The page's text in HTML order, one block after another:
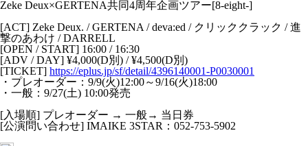
Zeke Deux×GERTENA共同4周年企画ツアー[8-eight-]
[ACT] Zeke Deux. / GERTENA / deva:ed / クリッククラック / 進
撃のあわけ / DARRELL
[OPEN / START] 16:00 / 16:30
[ADV / DAY] ¥4,000(D別) / ¥4,500(D別)
[TICKET] https://eplus.jp/sf/detail/4396140001-P0030001
・プレオーダー：9/9(火)12:00～9/16(火)18:00
・一般：9/27(土) 10:00発売
[入場順] プレオーダー → 一般→ 当日券
[公演問い合わせ] IMAIKE 3STAR：052-753-5902